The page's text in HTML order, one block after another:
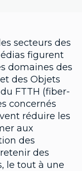
secteurs des
figurent
domaines des
des Objets
FTTH (fiber-
concernés
réduire les
aux
des
des
le tout à une